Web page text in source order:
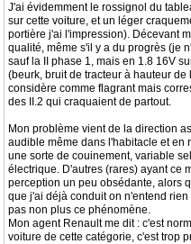
J'ai évidemment le rossignol du
sur cette voiture, et un léger
portière j'ai l'impression). Décevant
qualité, même s'il y a du progrès (je
sauf la II phase 1, mais en 1.8 16V
(beurk, bruit de tracteur à hauteur
considère comme flagrant mais
des II.2 qui craquaient de partout.
Mon problème vient de la direction
audible même dans l'habitacle et en
une sorte de couinement, variable
électrique. D'autres (rares) ayant ce
perception un peu obsédante, alors
que j'ai déjà conduit on n'entend
pas non plus ce phénomène.
Mon agent Renault me dit : c'est
voiture de cette catégorie, c'est trop